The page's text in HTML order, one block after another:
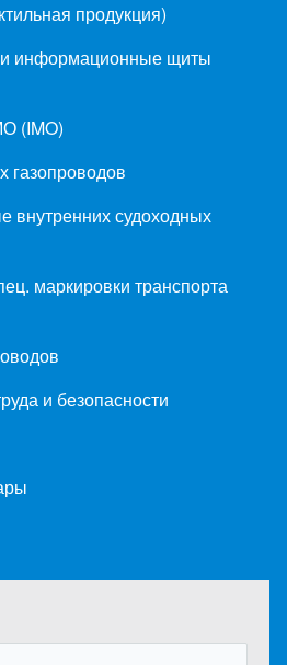
продукция)
и информационные щиты
(IMO)
газопроводов
внутренних судоходных
маркировки транспорта
и безопасности